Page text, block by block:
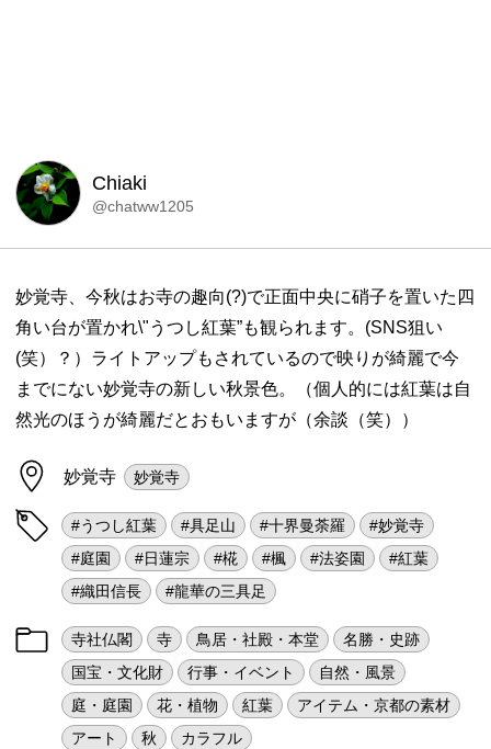
Chiaki
@chatww1205
妙覚寺、今秋はお寺の趣向(?)で正面中央に硝子を置いた四
角い台が置かれ\"うつし紅葉”も観られます。(SNS狙い
(笑）？）ライトアップもされているので映りが綺麗で今
までにない妙覚寺の新しい秋景色。（個人的には紅葉は自
然光のほうが綺麗だとおもいますが（余談（笑））
妙覚寺 妙覚寺
#うつし紅葉 #具足山 #十界曼荼羅
#妙覚寺
#庭園
#日蓮宗 #椛 #楓 #法姿園
#紅葉
#織田信長
#龍華の三具足
寺社仏閣 寺 鳥居・社殿・本堂
名勝・史跡
国宝・文化財
行事・イベント
自然・風景
庭・庭園
花・植物 紅葉
アイテム・京都の素材
アート
秋 カラフル